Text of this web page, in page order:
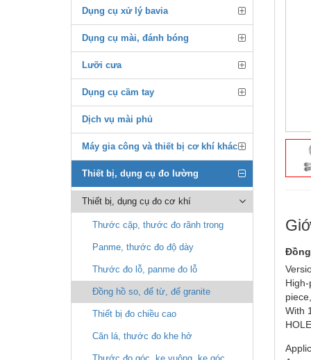
With
Dụng cụ xử lý bavia
Dụng cụ mài, đánh bóng
Lưỡi cưa
Dụng cụ cầm tay
Dịch vụ mài phủ
Máy gia công và thiết bị cơ khí khác
Thiết bị, dụng cụ đo lường
Thiết bị, dụng cụ đo cơ khí
Thước cặp, thước đo rãnh trong
Panme, thước đo độ dày
Thước đo lỗ, panme đo lỗ
Đồng hồ so, đế từ, đế granite
Thiết bị đo chiều cao
Căn lá, thước đo khe hở